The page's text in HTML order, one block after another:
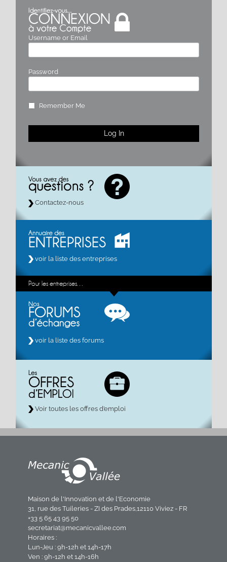
Username or Email
Password
Remember Me
Contactez-nous
voir la liste des entreprises
Pour les entreprises…
voir la liste des forums
Voir toutes les offres d’emploi
Maison de l'Innovation et de l'Economie
31, rue des Tuileries - ZI des Prades,12110 Viviez - FR
+33 5 65 43 95 50
secretariat@mecanicvallee.com
Horaires :
Lun-Jeu : 9h-12h et 14h-17h
Ven : 9h-12h et 14h-16h